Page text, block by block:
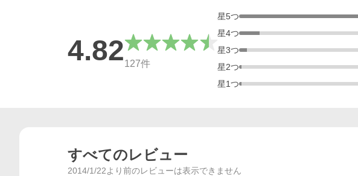
総合評価
4.82127件
星5つ
星4つ
星3つ
星2つ
星1つ
すべてのレビュー
2014/1/22より前のレビューは表示できません